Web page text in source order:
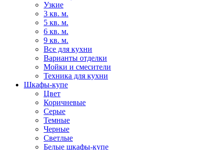
Узкие
3 кв. м.
5 кв. м.
6 кв. м.
9 кв. м.
Все для кухни
Варианты отделки
Мойки и смесители
Техника для кухни
Шкафы-купе
Цвет
Коричневые
Серые
Темные
Черные
Светлые
Белые шкафы-купе